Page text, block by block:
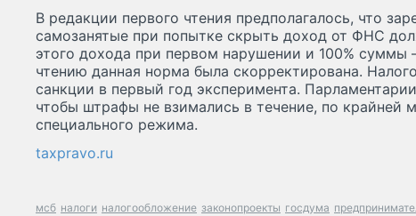
В редакции первого чтения предполагалось, что
самозанятые при попытке скрыть доход от ФНС
этого дохода при первом нарушении и 100%
чтению данная норма была скорректирована.
санкции в первый год эксперимента.
чтобы штрафы не взимались в течение, по крайней
специального режима.
taxpravo.ru
мсб налоги налогообложение законопроекты госдума